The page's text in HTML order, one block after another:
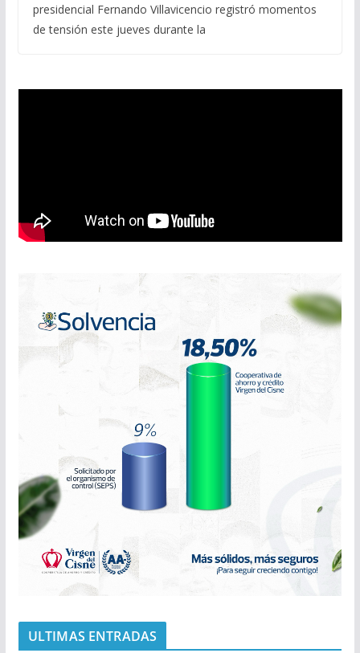
presidencial Fernando Villavicencio registró momentos
de tensión este jueves durante la
ULTIMAS ENTRADAS